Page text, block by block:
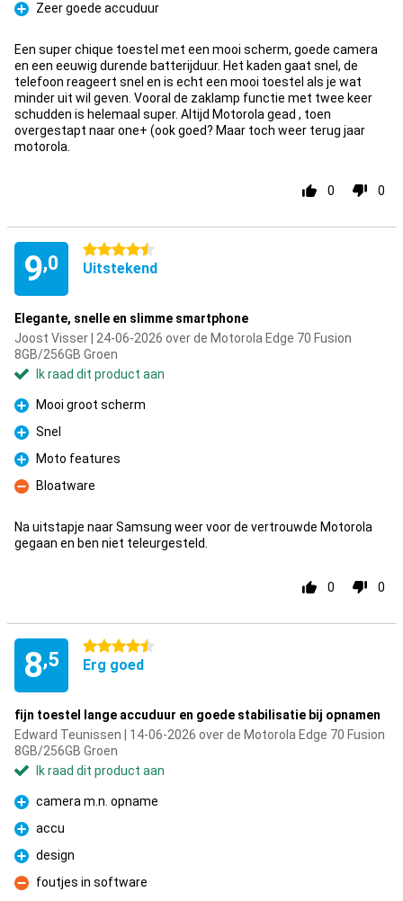
Pluspunt
Zeer goede accuduur
Een super chique toestel met een mooi scherm, goede camera
en een eeuwig durende batterijduur. Het kaden gaat snel, de
telefoon reageert snel en is echt een mooi toestel als je wat
minder uit wil geven. Vooral de zaklamp functie met twee keer
schudden is helemaal super. Altijd Motorola gead , toen
overgestapt naar one+ (ook goed? Maar toch weer terug jaar
motorola.
0 0
9,0
4.5 sterren
Uitstekend
Elegante, snelle en slimme smartphone
Joost Visser | 24-06-2026 over de Motorola Edge 70 Fusion
8GB/256GB Groen
Ik raad dit product aan
Pluspunt
Mooi groot scherm
Pluspunt
Snel
Pluspunt
Moto features
Minpunt
Bloatware
Na uitstapje naar Samsung weer voor de vertrouwde Motorola
gegaan en ben niet teleurgesteld.
0 0
8,5
4.5 sterren
Erg goed
fijn toestel lange accuduur en goede stabilisatie bij opnamen
Edward Teunissen | 14-06-2026 over de Motorola Edge 70 Fusion
8GB/256GB Groen
Ik raad dit product aan
Pluspunt
camera m.n. opname
Pluspunt
accu
Pluspunt
design
Minpunt
foutjes in software